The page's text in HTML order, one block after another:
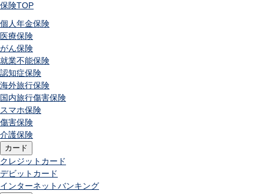
保険TOP
個人年金保険
医療保険
がん保険
就業不能保険
認知症保険
海外旅行保険
国内旅行傷害保険
スマホ保険
傷害保険
介護保険
カード
クレジットカード
デビットカード
インターネットバンキング